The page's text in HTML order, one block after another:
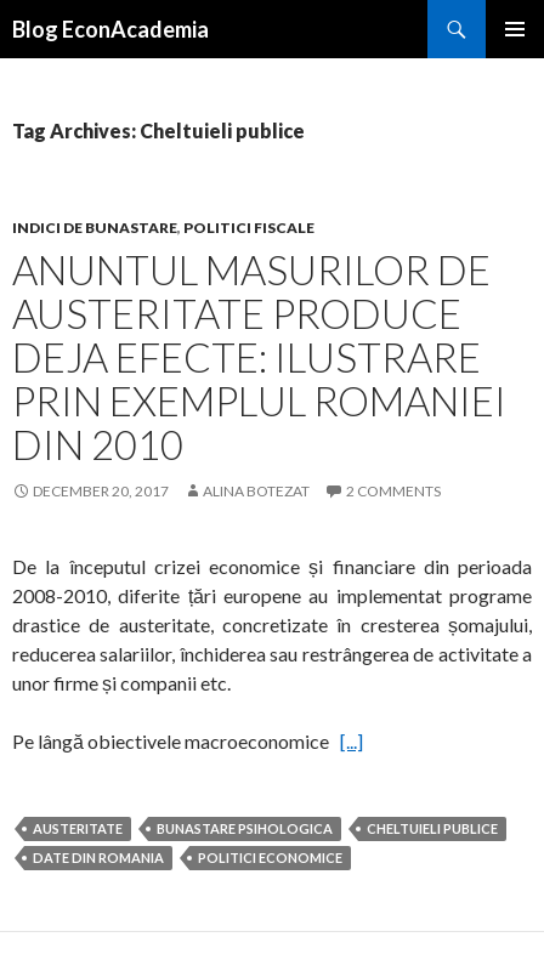
Blog EconAcademia
Tag Archives: Cheltuieli publice
INDICI DE BUNASTARE, POLITICI FISCALE
ANUNTUL MASURILOR DE
AUSTERITATE PRODUCE
DEJA EFECTE: ILUSTRARE
PRIN EXEMPLUL ROMANIEI
DIN 2010
DECEMBER 20, 2017 ALINA BOTEZAT 2 COMMENTS
De la începutul crizei economice și financiare din perioada
2008-2010, diferite țări europene au implementat programe
drastice de austeritate, concretizate în cresterea șomajului,
reducerea salariilor, închiderea sau restrângerea de activitate a
unor firme și companii etc.
Pe lângă obiectivele macroeconomice [...]
AUSTERITATE BUNASTARE PSIHOLOGICA
CHELTUIELI PUBLICE
DATE DIN ROMANIA
POLITICI ECONOMICE